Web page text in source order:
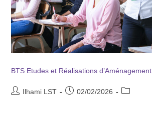
BTS Etudes et Réalisations d’Aménagement
Ilhami LST 02/02/2026